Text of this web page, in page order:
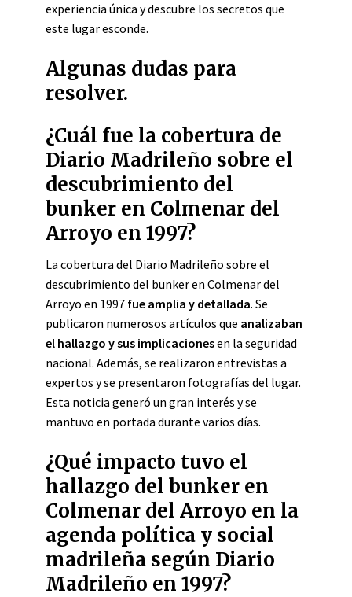
experiencia única y descubre los secretos que
este lugar esconde.
Algunas dudas para
resolver.
¿Cuál fue la cobertura de
Diario Madrileño sobre el
descubrimiento del
bunker en Colmenar del
Arroyo en 1997?
La cobertura del Diario Madrileño sobre el
descubrimiento del bunker en Colmenar del
Arroyo en 1997 fue amplia y detallada. Se
publicaron numerosos artículos que analizaban
el hallazgo y sus implicacionesen la seguridad
nacional. Además, se realizaron entrevistas a
expertos y se presentaron fotografías del lugar.
Esta noticia generó un gran interés y se
mantuvo en portada durante varios días.
¿Qué impacto tuvo el
hallazgo del bunker en
Colmenar del Arroyo en la
agenda política y social
madrileña según Diario
Madrileño en 1997?